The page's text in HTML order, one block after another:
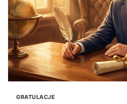
GRATULACJE